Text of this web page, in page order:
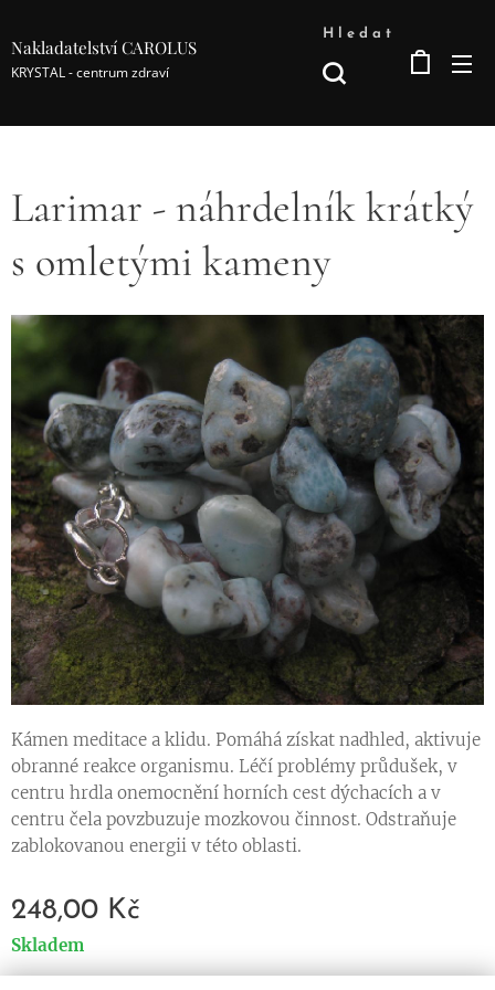
Nakladatelství CAROLUS
KRYSTAL - centrum zdraví
Hledat
Larimar - náhrdelník krátký
s omletými kameny
Kámen meditace a klidu. Pomáhá získat nadhled, aktivuje
obranné reakce organismu. Léčí problémy průdušek, v
centru hrdla onemocnění horních cest dýchacích a v
centru čela povzbuzuje mozkovou činnost. Odstraňuje
zablokovanou energii v této oblasti.
248,00 Kč
Skladem